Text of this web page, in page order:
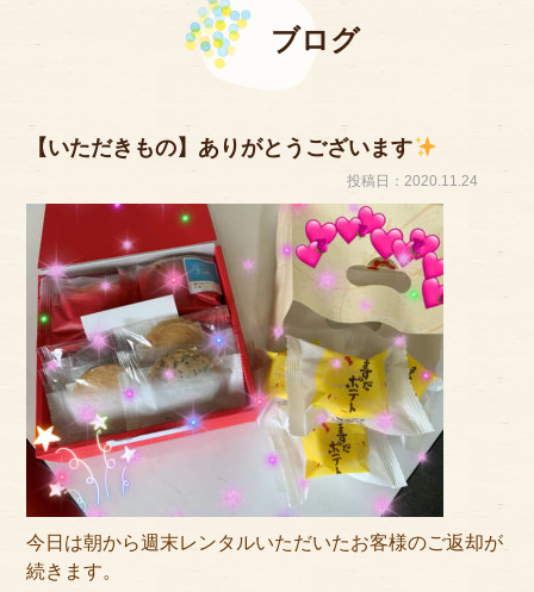
着付け/教室
アクセス
サイズのはかり方
よくある質問
ブログ
ご利用の流れ
成人式特設ページ
ブログ
【いただきもの】ありがとうございます
投稿日：2020.11.24
今日は朝から週末レンタルいただいたお客様のご返却が
続きます。